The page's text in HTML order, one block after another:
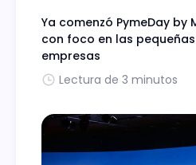
Ya comenzó PymeDay by
con foco en las
empresas
Lectura de 3 minutos